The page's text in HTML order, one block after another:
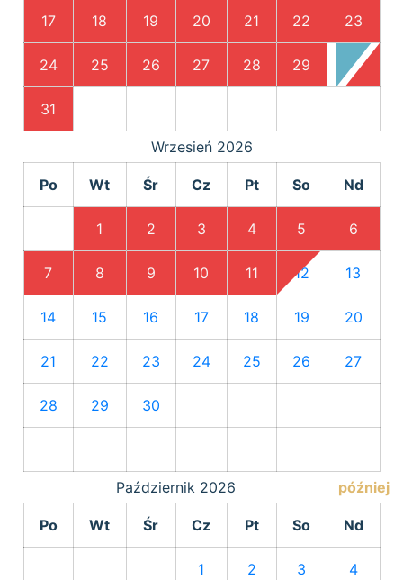
17 18 19 20 21 22 23
24 25 26 27 28 29 30
31
Wrzesień 2026
Po Wt Śr Cz Pt So Nd
1 2 3 4 5 6
7 8 9 10 11 12 13
14 15 16 17 18 19 20
21 22 23 24 25 26 27
28 29 30
później
Październik 2026
Po Wt Śr Cz Pt So Nd
1 2 3 4